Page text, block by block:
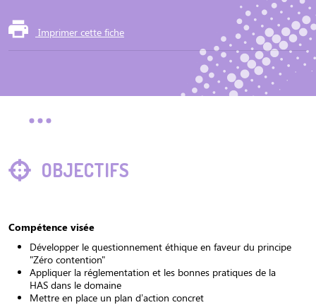
OBJECTIFS
Compétence visée
Développer le questionnement éthique en faveur du principe
"Zéro contention"
Appliquer la réglementation et les bonnes pratiques de la
HAS dans le domaine
Mettre en place un plan d’action concret
Imprimer cette fiche